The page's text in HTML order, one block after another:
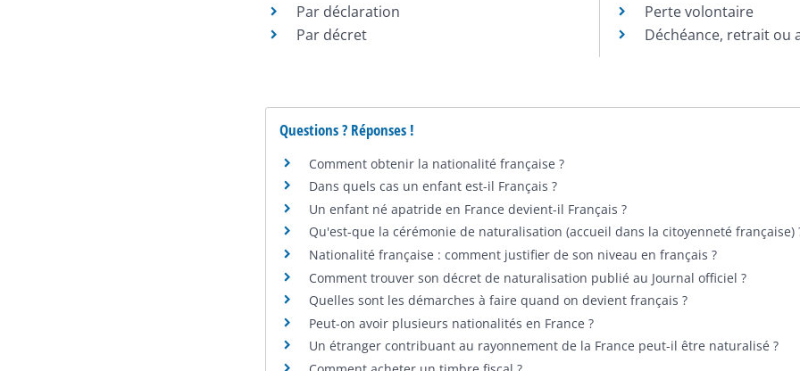
Par déclaration
Par décret
Perte volontaire
Déchéance, retrait ou
Questions ? Réponses !
Comment obtenir la nationalité française ?
Dans quels cas un enfant est-il Français ?
Un enfant né apatride en France devient-il Français ?
Qu'est-que la cérémonie de naturalisation (accueil dans la citoyenneté française)
Nationalité française : comment justifier de son niveau en français ?
Comment trouver son décret de naturalisation publié au Journal officiel ?
Quelles sont les démarches à faire quand on devient français ?
Peut-on avoir plusieurs nationalités en France ?
Un étranger contribuant au rayonnement de la France peut-il être naturalisé ?